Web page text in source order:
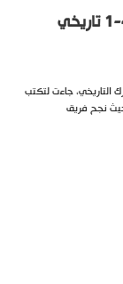
نتيجة مباراة سيلتيك وشتوتغارت: اكتساح 4-1 تاريخي
التاريخي، جاءت لتكتب
حيث نجح فريق